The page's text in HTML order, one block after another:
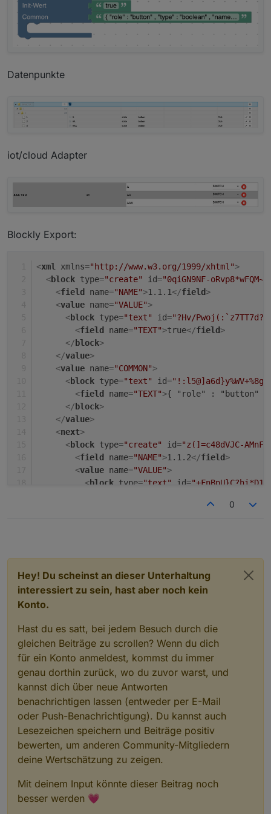
Datenpunkte
iot/cloud Adapter
Blockly Export:
<xml xmlns="http://www.w3.org/1999/xhtml">
<block type="create" id="0qiGN9NF-oRvp8*wFQM~"
<field name="NAME">1.1.1</field>
<value name="VALUE">
<block type="text" id="?Hv/
<field name="TEXT">true</field>
</block>
</value>
<value name="COMMON">
<block type="text" id=
<field name="TEXT">{ "role" : "button" ,
</block>
</value>
<next>
<block type="create" id="z(]=c48dVJC-
<field name="NAME">1.1.2</field>
<value name="VALUE">
<block type="text" id=
<field name="TEXT">{ "role" :
</block>
value
<next>
<value name="VALUE">
<block type ="text" id=
<field name= "TEXT">true
</block >
</value>
<value name="COMMON" >
<
block type= "text" id
field name
</ block>
</value>
</block>
</ block>
</next >
0
Hey! Du scheinst an dieser Unterhaltung
interessiert zu sein, hast aber noch kein
Konto.
Hast du es satt, bei jedem Besuch durch die
gleichen Beiträge zu scrollen? Wenn du dich
für ein Konto anmeldest, kommst du immer
genau dorthin zurück, wo du zuvor warst, und
kannst dich über neue Antworten
benachrichtigen lassen (entweder per E-Mail
oder Push-Benachrichtigung). Du kannst auch
Lesezeichen speichern und Beiträge positiv
bewerten, um anderen Community-Mitgliedern
deine Wertschätzung zu zeigen.
Mit deinem Input könnte dieser Beitrag noch
besser werden 💗